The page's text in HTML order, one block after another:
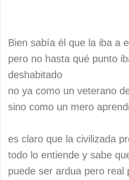
Bien sabía él que la iba a
pero no hasta qué punto
deshabitado
no ya como un veterano
sino como un mero
es claro que la civilizada
todo lo entiende y sabe
puede ser ardua pero real